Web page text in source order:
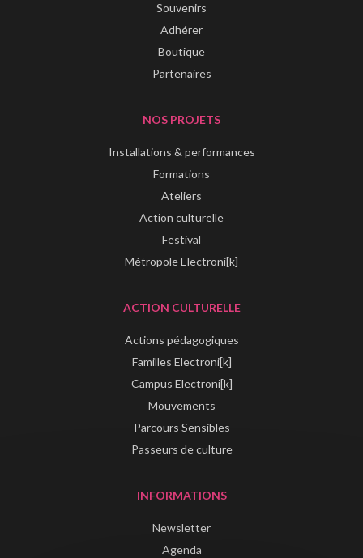
Souvenirs
Adhérer
Boutique
Partenaires
NOS PROJETS
Installations & performances
Formations
Ateliers
Action culturelle
Festival
Métropole Electroni[k]
ACTION CULTURELLE
Actions pédagogiques
Familles Electroni[k]
Campus Electroni[k]
Mouvements
Parcours Sensibles
Passeurs de culture
INFORMATIONS
Newsletter
Agenda